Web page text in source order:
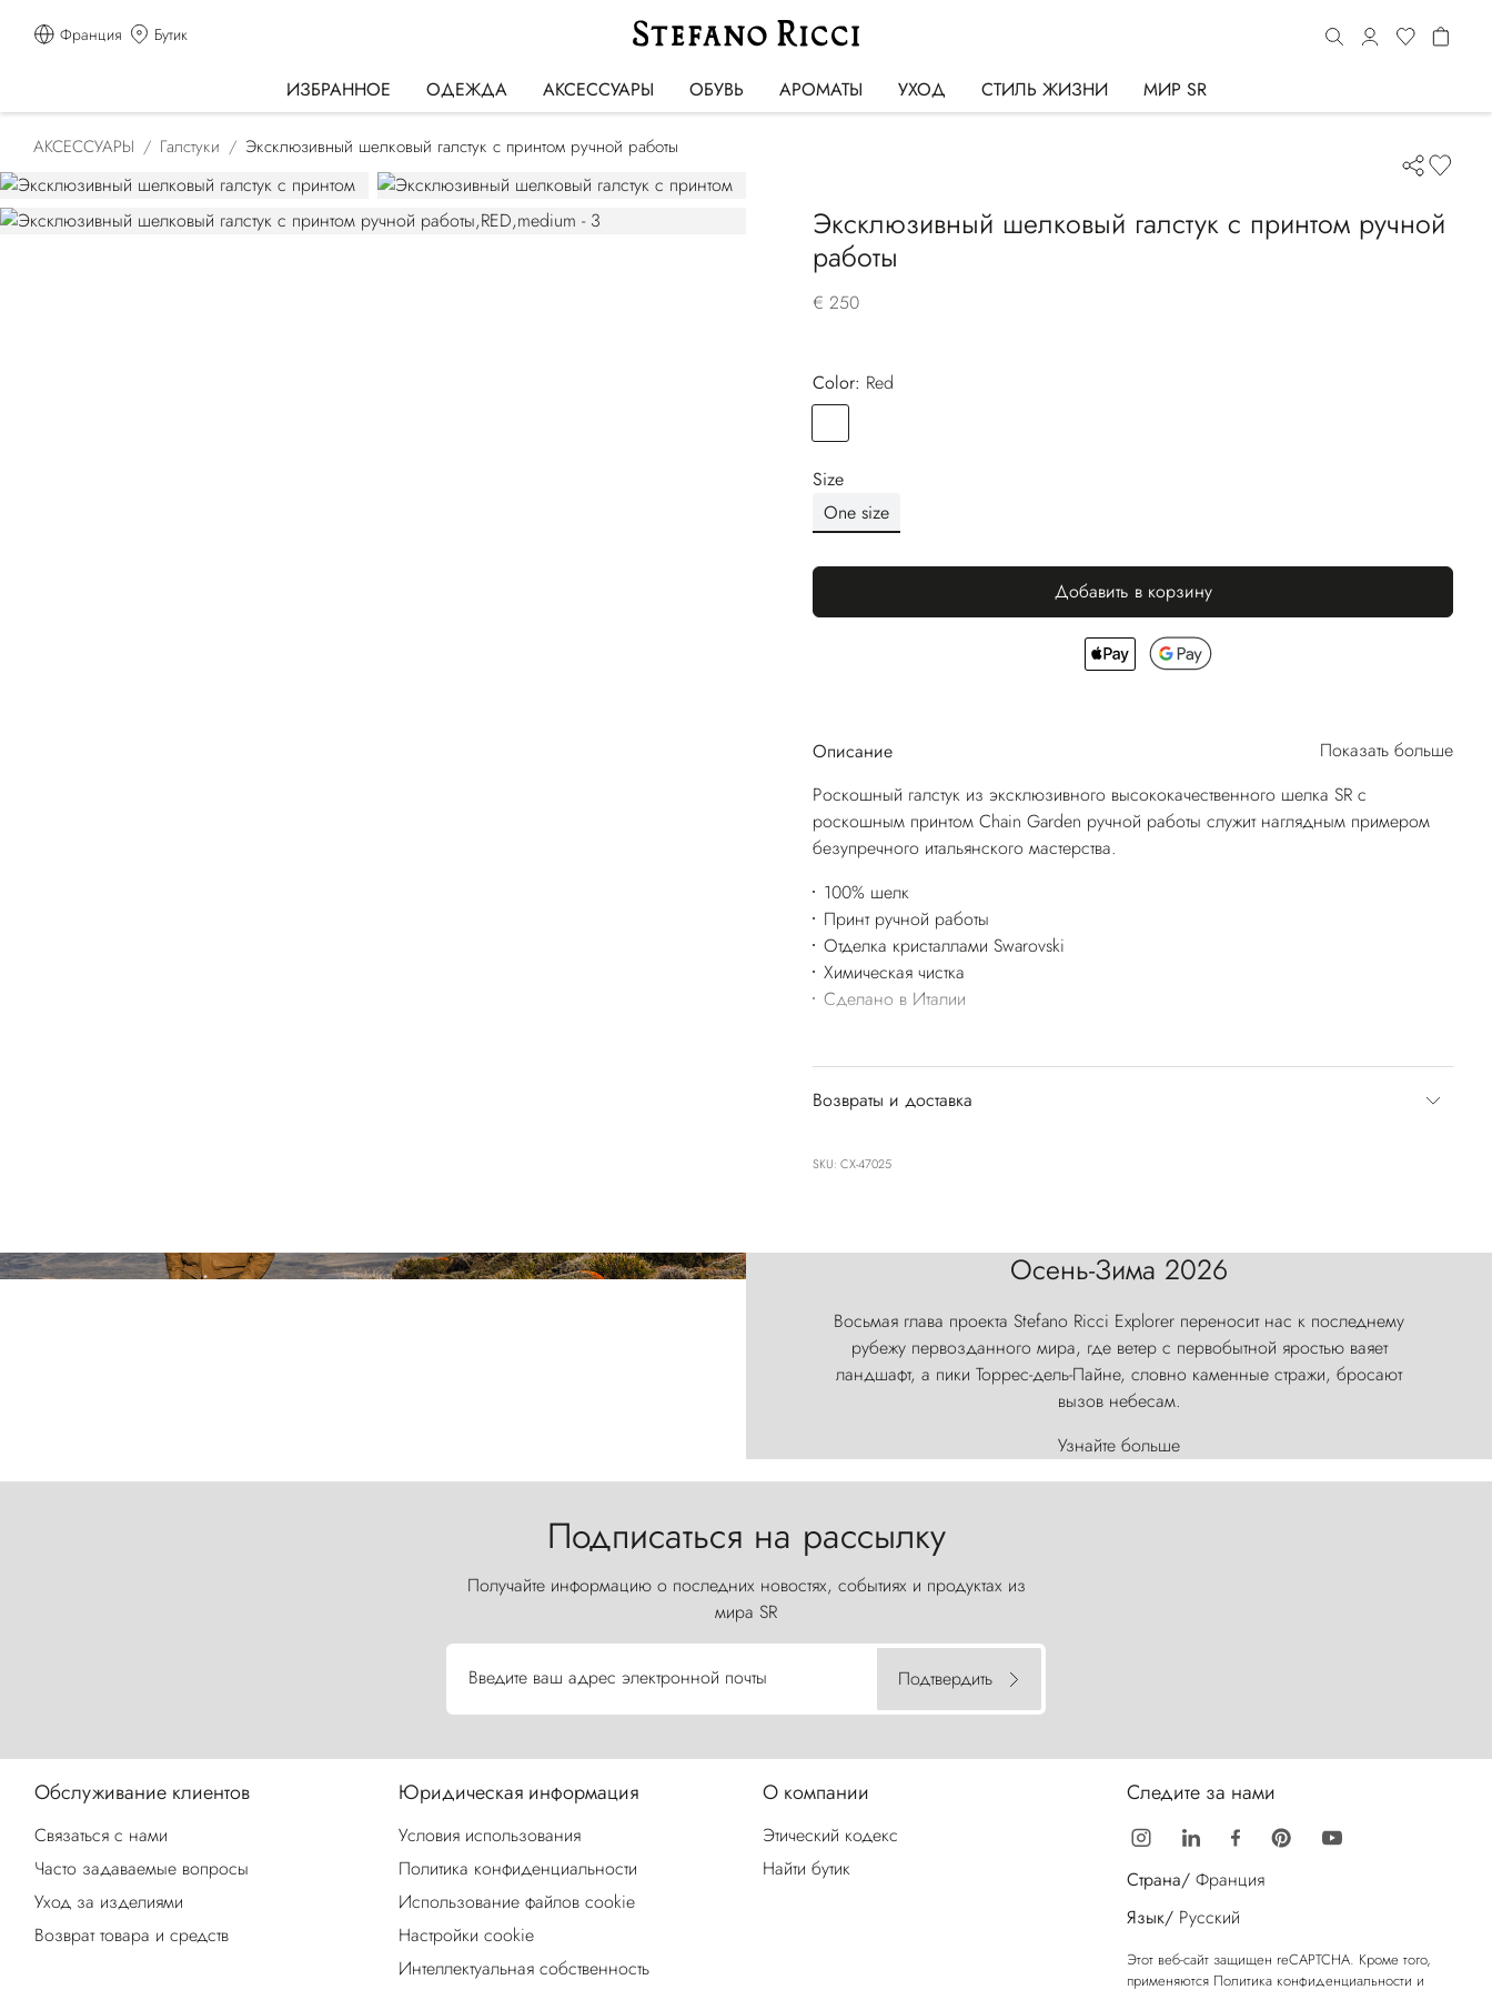
Франция Бутик
ИЗБРАННОЕ ОДЕЖДА АКСЕССУАРЫ ОБУВЬ АРОМАТЫ УХОД СТИЛЬ ЖИЗНИ МИР SR
АКСЕССУАРЫ Галстуки Эксклюзивный шелковый галстук с принтом ручной работы
Эксклюзивный шелковый галстук с принтом ручной
работы
€ 250
Color:
red
Size
One size
Добавить в корзину
Описание
Показать больше
Роскошный галстук из эксклюзивного высококачественного шелка SR с
роскошным принтом Chain Garden ручной работы служит наглядным примером
безупречного итальянского мастерства.
100% шелк
Принт ручной работы
Отделка кристаллами Swarovski
Химическая чистка
Сделано в Италии
Возвраты и доставка
SKU: CX-47025
Осень-Зима 2026
Восьмая глава проекта Stefano Ricci Explorer переносит нас к последнему
рубежу первозданного мира, где ветер с первобытной яростью ваяет
ландшафт, а пики Торрес-дель-Пайне, словно каменные стражи, бросают
вызов небесам.
Узнайте больше
Подписаться на рассылку
Получайте информацию о последних новостях, событиях и продуктах из
мира SR
Введите ваш адрес электронной почты Подтвердить
Обслуживание клиентов
Связаться с нами
Часто задаваемые вопросы
Уход за изделиями
Возврат товара и средств
Юридическая информация
Условия использования
Политика конфиденциальности
Использование файлов cookie
Настройки cookie
Интеллектуальная собственность
О компании
Этический кодекс
Найти бутик
Следите за нами
Страна/ Франция
Язык/ Русский
Этот веб-сайт защищен reCAPTCHA. Кроме того,
применяются Политика конфиденциальности и